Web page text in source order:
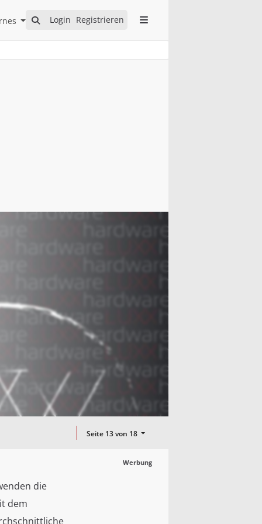
Login Registrieren
Open Internes Submenu
Seite 13 von 18
Werbung
die
dem